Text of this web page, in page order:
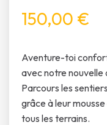
150,00 €
Aventure-toi
avec notre nouvelle
Parcours les
grâce à leur
tous les terrains.